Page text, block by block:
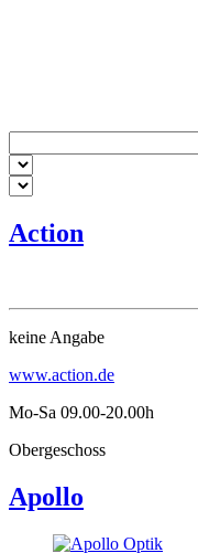
Action
keine Angabe
www.action.de
Mo-Sa 09.00-20.00h
Obergeschoss
Apollo